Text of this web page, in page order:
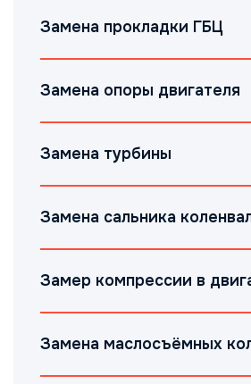
Замена прокладки ГБЦ
Замена опоры двигателя
Замена турбины
Замена сальника
Замер компрессии в
Замена маслосъёмных